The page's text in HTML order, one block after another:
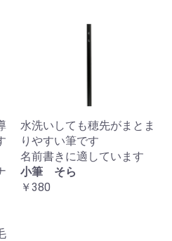
水洗いしても穂先がまとま
りやすい筆です
名前書きに適しています
小筆 そら
￥380